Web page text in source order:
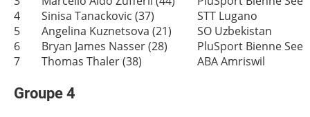
4
Sinisa Tanackovic (37)
STT Lugano
5
Angelina Kuznetsova (21)
SO Uzbekistan
6
Bryan James Nasser (28)
PluSport Bienne
7
Thomas Thaler (38) ABA Amriswil
Groupe 4